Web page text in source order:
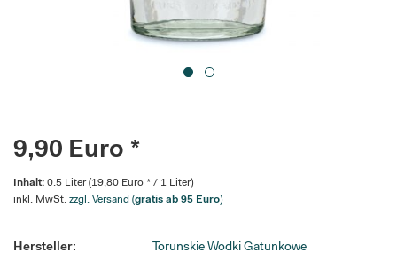
9,90 Euro *
Inhalt: 0.5 Liter (19,80 Euro * / 1 Liter)
inkl. MwSt. zzgl. Versand (gratis ab 95 Euro)
Hersteller:
Torunskie Wodki Gatunkowe